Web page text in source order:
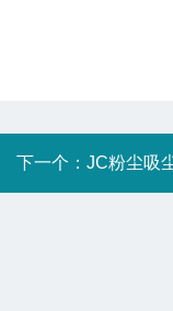
下一个： JC粉尘吸